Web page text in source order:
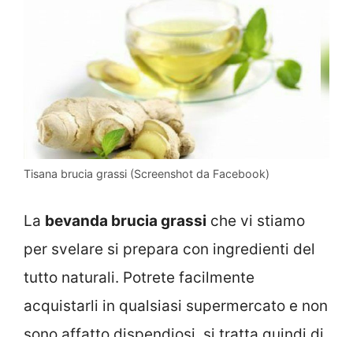
Tisana brucia grassi (Screenshot da Facebook)
La bevanda brucia grassi che vi stiamo
per svelare si prepara con ingredienti del
tutto naturali. Potrete facilmente
acquistarli in qualsiasi supermercato e non